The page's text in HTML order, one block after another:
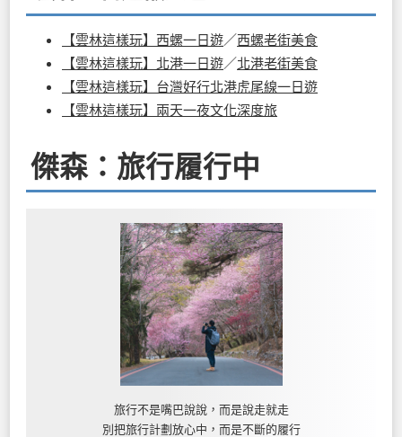
【雲林這樣玩】西螺一日遊／西螺老街美食
【雲林這樣玩】北港一日遊／北港老街美食
【雲林這樣玩】台灣好行北港虎尾線一日遊
【雲林這樣玩】兩天一夜文化深度旅
傑森：旅行履行中
旅行不是嘴巴說說，而是說走就走
別把旅行計劃放心中，而是不斷的履行